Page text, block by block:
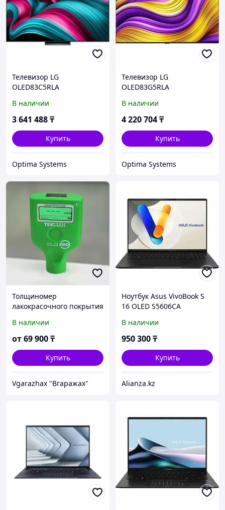
Телевизор LG
OLED83C5RLA
Smart TV, Черный
В наличии
3 641 488₸
Купить
Optima Systems
Телевизор LG
OLED83G5RLA
Черный
В наличии
4 220 704₸
Купить
Optima Systems
Толщиномер
лакокрасочного покрытия
В наличии
от69 900₸
Купить
Vgarazhax "Вгаражах"
Ноутбук Asus VivoBook S
16 OLED S5606CA
M009K0_Win11P)
В наличии
950 300₸
Купить
Alianza.kz